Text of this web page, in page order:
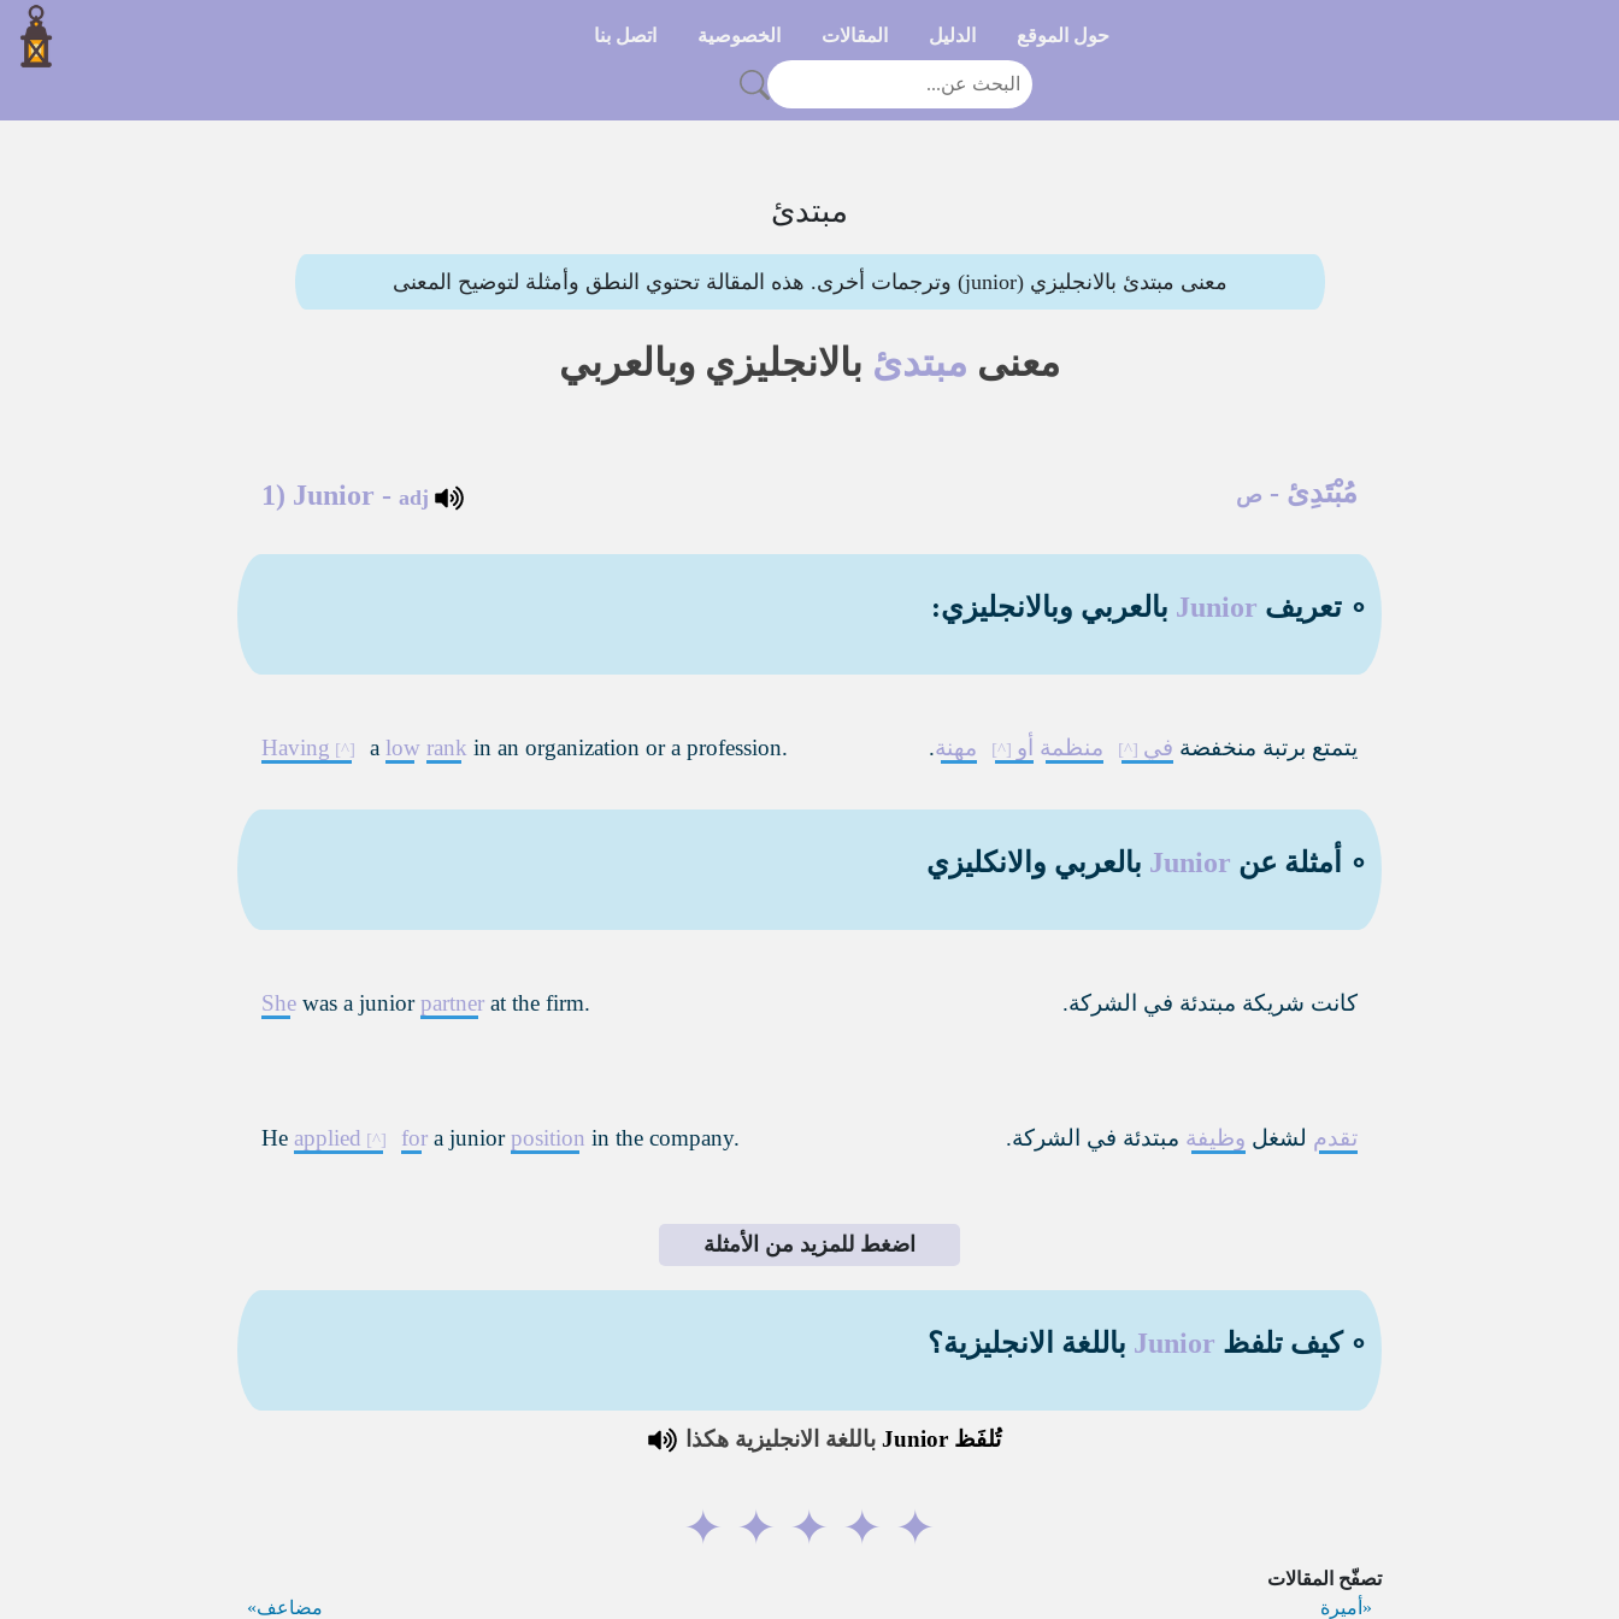
حول الموقع الدليل المقالات الخصوصية اتصل بنا
مبتدئ
معنى مبتدئ بالانجليزي (junior) وترجمات أخرى. هذه المقالة تحتوي النطق وأمثلة لتوضيح المعنى
معنى مبتدئ بالانجليزي وبالعربي
مُبْتَدِئ - ص 1) Junior - adj
∘ تعريف Junior بالعربي وبالانجليزي:
يتمتع برتبة منخفضة في منظمة أو مهنة.
Having a low rank in an organization or a profession.
∘ أمثلة عن Junior بالعربي والانكليزي
كانت شريكة مبتدئة في الشركة. She was a juniorpartner at the firm.
تقدم لشغل وظيفة مبتدئة في الشركة. He applied for a juniorposition in the company.
اضغط للمزيد من الأمثلة
∘ كيف تلفظ Junior باللغة الانجليزية؟
تُلفَظ Juniorباللغة الانجليزية هكذا
✦
✦
✦
✦
✦
تصفّح المقالات
أميرة
مضاعف